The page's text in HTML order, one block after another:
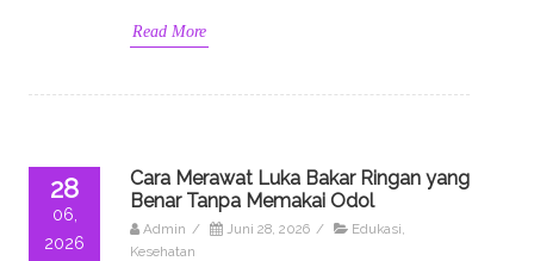
Read More
28
06,
2026
Cara Merawat Luka Bakar Ringan yang
Benar Tanpa Memakai Odol
Admin / Juni 28, 2026 / Edukasi,
Kesehatan